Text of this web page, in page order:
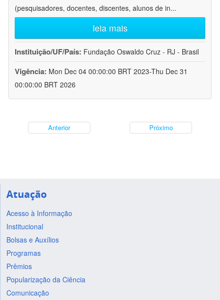
(pesquisadores, docentes, discentes, alunos de in...
leia mais
Instituição/UF/País: Fundação Oswaldo Cruz - RJ - Brasil
Vigência: Mon Dec 04 00:00:00 BRT 2023-Thu Dec 31
00:00:00 BRT 2026
Anterior Próximo
Atuação
Acesso à Informação
Institucional
Bolsas e Auxílios
Programas
Prêmios
Popularização da Ciência
Comunicação